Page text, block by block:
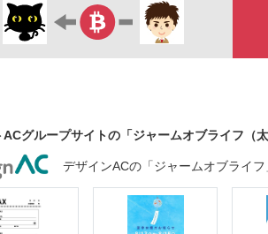
ACグループサイトの「ジャームオブライフ（
デザインACの「ジャームオブライ